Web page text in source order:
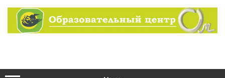
содержимому